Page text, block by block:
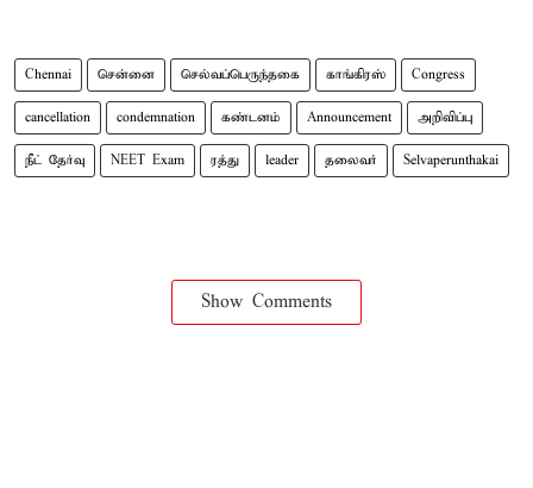
Chennai சென்னை செல்வப்பெருந்தகை காங்கிரஸ் Congress
cancellation condemnation கண்டனம் Announcement அறிவிப்பு
நீட் தேர்வு NEET Exam ரத்து leader தலைவர் Selvaperunthakai
Show Comments